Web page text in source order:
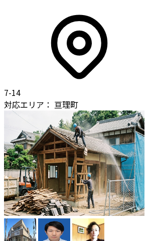
7-14
対応エリア： 亘理町